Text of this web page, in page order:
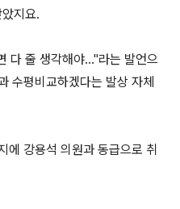
지요.
다 줄 생각해야..."라는 발언으
수평비교하겠다는 발상 자체
에 강용석 의원과 동급으로 취